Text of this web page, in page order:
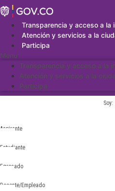
Saltar
al
contenidoTransparencia y acceso a la
Atención y servicios a la
Participa
Menu
Transparencia y acceso a la
Atención y servicios a la
Participa
Soy:
Aspirante
Estudiante
Egresado
Docente/Empleado